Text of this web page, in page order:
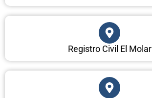
Registro Civil El Molar